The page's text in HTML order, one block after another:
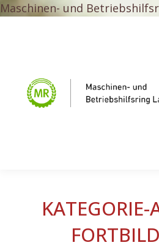
Maschinen- und
KATEGORIE-